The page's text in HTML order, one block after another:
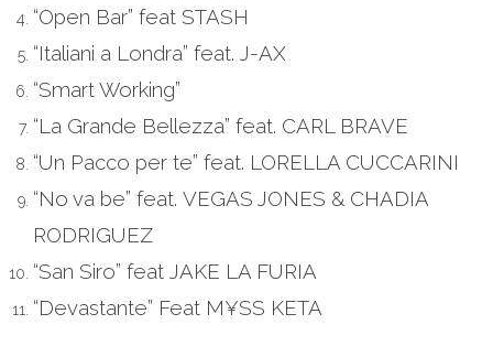
“Open Bar” feat STASH
“Italiani a Londra” feat. J-AX
“Smart Working”
“La Grande Bellezza” feat. CARL BRAVE
“Un Pacco per te” feat. LORELLA CUCCARINI
“No va be” feat. VEGAS JONES & CHADIA
RODRIGUEZ
“San Siro” feat JAKE LA FURIA
“Devastante” Feat M¥SS KETA